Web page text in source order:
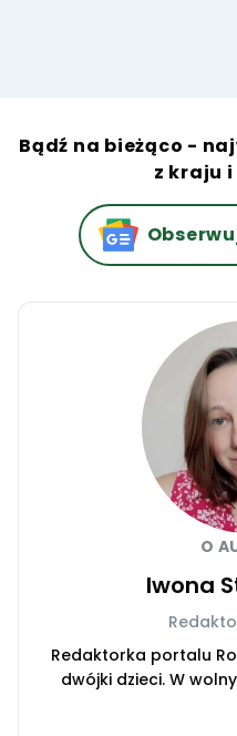
Bądź na bieżąco -
z kraju
O
Iwona
Redaktorka portalu
dwójki dzieci. W
słucham